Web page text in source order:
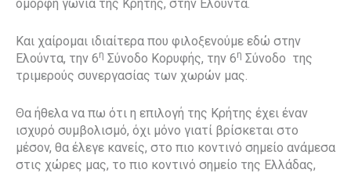
όμορφη γωνιά της Κρήτης, στην Ελούντα.
Και χαίρομαι ιδιαίτερα που φιλοξενούμε εδώ στην
Ελούντα, την 6η Σύνοδο Κορυφής, την 6η Σύνοδο της
τριμερούς συνεργασίας των χωρών μας.
Θα ήθελα να πω ότι η επιλογή της Κρήτης έχει έναν
ισχυρό συμβολισμό, όχι μόνο γιατί βρίσκεται στο
μέσοv, θα έλεγε κανείς, στο πιο κοντινό σημείο ανάμεσα
στις χώρες μας, το πιο κοντινό σημείο της Ελλάδας,